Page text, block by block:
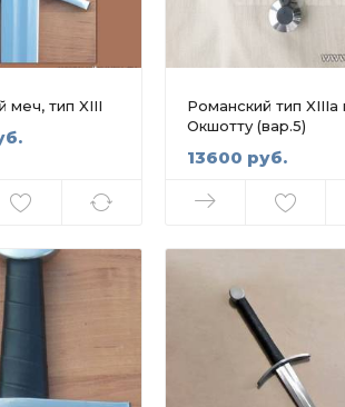
меч, тип XIII
Романский тип XIIIа
Окшотту (вар.5)
13600 руб.